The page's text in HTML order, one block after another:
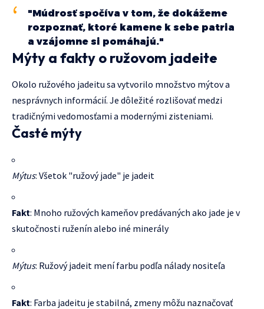
"Múdrosť spočíva v tom, že dokážeme
rozpoznať, ktoré kamene k sebe patria
a vzájomne si pomáhajú."
Mýty a fakty o ružovom jadeite
Okolo ružového jadeitu sa vytvorilo množstvo mýtov a
nesprávnych informácií. Je dôležité rozlišovať medzi
tradičnými vedomosťami a modernými zisteniami.
Časté mýty
Mýtus: Všetok "ružový jade" je jadeit
Fakt: Mnoho ružových kameňov predávaných ako jade je v
skutočnosti ruženín alebo iné minerály
Mýtus: Ružový jadeit mení farbu podľa nálady nositeľa
Fakt: Farba jadeitu je stabilná, zmeny môžu naznačovať